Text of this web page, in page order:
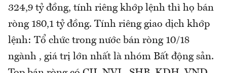
324,9 tỷ đồng, tính riêng khớp lệnh thì họ bán
ròng 180,1 tỷ đồng. Tính riêng giao dịch khớp
lệnh: Tổ chức trong nước bán ròng 10/18
ngành , giá trị lớn nhất là nhóm Bất động sản.